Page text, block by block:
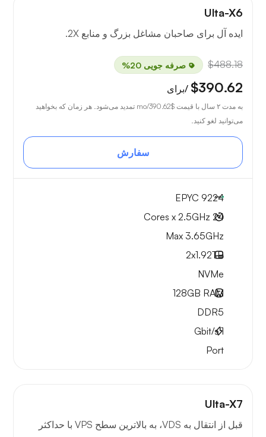
Ulta-X6
ایده آل برای صاحبان مشاغل بزرگ و منابع 2X.
$488.18 صرفه جویی 20%
$390.62 /برای
به مدت ۲ سال با قیمت $390.62
/mo تمدید می‌شود. هر زمان که بخواهید
می‌توانید لغو کنید.
سفارش
EPYC 9224
24 Cores x 2.5GHz
Max 3.65GHz
2x1.92TB
NVMe
128GB RAM
DDR5
1
Gbit/s
Port
Ulta-X7
قبل از انتقال به VDS، به بالاترین سطح VPS با حداکثر